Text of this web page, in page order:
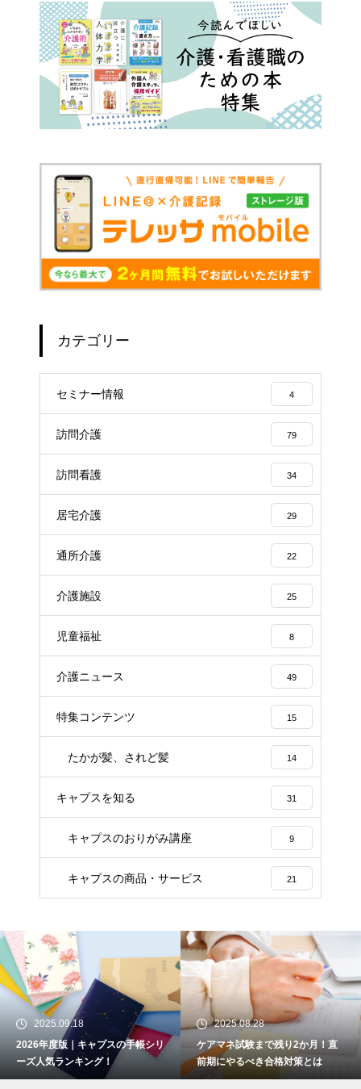
カテゴリー
セミナー情報 4
訪問介護 79
訪問看護 34
居宅介護 29
通所介護 22
介護施設 25
児童福祉 8
介護ニュース 49
特集コンテンツ 15
たかが髪、されど髪 14
キャプスを知る 31
キャプスのおりがみ講座 9
キャプスの商品・サービス 21
2025.09.18
2026年度版｜キャプスの手帳シリ
ーズ人気ランキング！
2025.08.28
ケアマネ試験まで残り2か月！直
前期にやるべき合格対策とは